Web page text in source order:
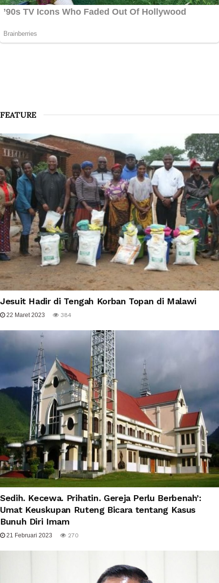
FEATURE
Jesuit Hadir di Tengah Korban Topan di Malawi
22 Maret 2023 384
Sedih. Kecewa. Prihatin. Gereja Perlu Berbenah’:
Umat Keuskupan Ruteng Bicara tentang Kasus
Bunuh Diri Imam
21 Februari 2023 270